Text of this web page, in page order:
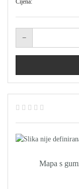
Cijena:
Mapa s